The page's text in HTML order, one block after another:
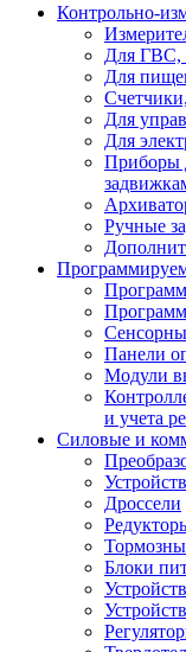
Контрольно-
Для ГВС,
Для
Для
Для
Приборы
Ручные
Панели
Модули
и учета
Силовые и
Дроссели
Блоки